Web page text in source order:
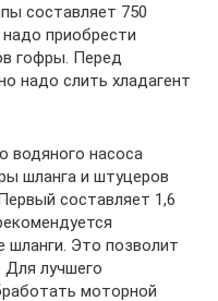
составляет 750
приобрести
гофры. Перед
надо слить хладагент
водяного насоса
шланга и штуцеров
составляет 1,6
шланги. Это позволит
Для лучшего
моторной